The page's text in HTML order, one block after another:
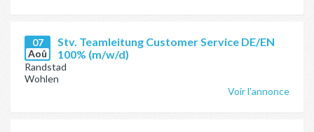
07
Aoû
Stv. Teamleitung Customer Service DE/EN
100% (m/w/d)
Randstad
Wohlen
Voir l'annonce